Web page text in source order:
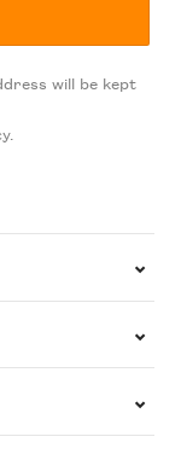
will be kept